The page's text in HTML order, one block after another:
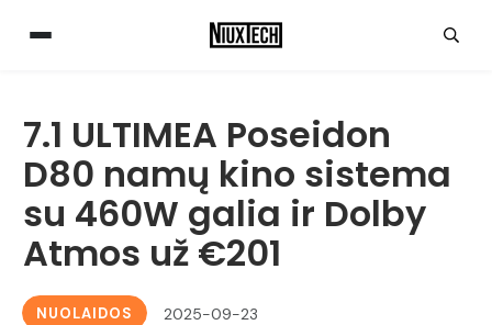
7.1 ULTIMEA Poseidon
D80 namų kino sistema
su 460W galia ir Dolby
Atmos už €201
NUOLAIDOS 2025-09-23